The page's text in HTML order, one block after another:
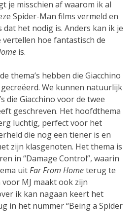
je misschien af waarom ik al
Spider-Man films vermeld en
het nodig is. Anders kan ik je
vertellen hoe fantastisch de
is.
thema’s hebben die Giacchino
We kunnen natuurlijk
die Giacchino voor de twee
geschreven. Het hoofdthema
luchtig, perfect voor het
die nog een tiener is en
zijn klasgenoten. Het thema is
in “Damage Control”, waarin
uitFar From Hometerug te
MJ maakt ook zijn
ik kan nagaan keert het
in het nummer “Being a Spider